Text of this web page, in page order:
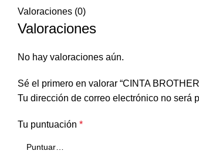
Valoraciones (0)
Valoraciones
No hay valoraciones aún.
Sé el primero en valorar “CINTA
Tu dirección de correo electrónico no será
Tu puntuación *